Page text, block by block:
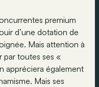
premium
d’une dotation de
Mais attention à
par toutes ses «
appréciera également
Mais ses